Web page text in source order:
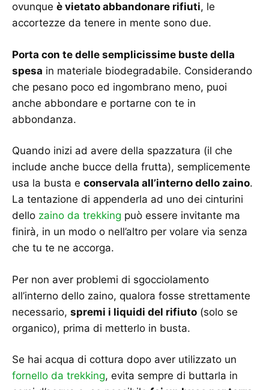
ovunque è vietato abbandonare rifiuti, le
accortezze da tenere in mente sono due.
Porta con te delle semplicissime buste della
spesa in materiale biodegradabile. Considerando
che pesano poco ed ingombrano meno, puoi
anche abbondare e portarne con te in
abbondanza.
Quando inizi ad avere della spazzatura (il che
include anche bucce della frutta), semplicemente
usa la busta e conservala all’interno dello zaino.
La tentazione di appenderla ad uno dei cinturini
dello zaino da trekking può essere invitante ma
finirà, in un modo o nell’altro per volare via senza
che tu te ne accorga.
Per non aver problemi di sgocciolamento
all’interno dello zaino, qualora fosse strettamente
necessario, spremi i liquidi del rifiuto (solo se
organico), prima di metterlo in busta.
Se hai acqua di cottura dopo aver utilizzato un
fornello da trekking, evita sempre di buttarla in